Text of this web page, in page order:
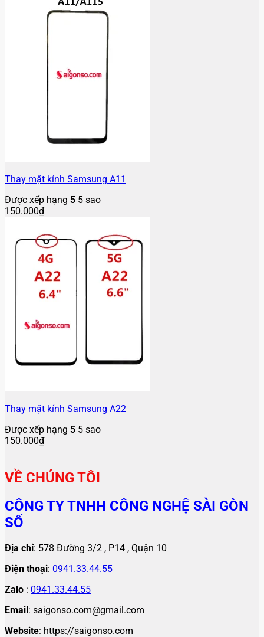
Thay mặt kính Samsung A11
Được xếp hạng 5 5 sao
150.000₫
Thay mặt kính Samsung A22
Được xếp hạng 5 5 sao
150.000₫
VỀ CHÚNG TÔI
CÔNG TY TNHH CÔNG NGHỆ SÀI GÒN
SỐ
Địa chỉ: 578 Đường 3/2 , P14 , Quận 10
Điện thoại: 0941.33.44.55
Zalo : 0941.33.44.55
Email : saigonso.com@gmail.com
Website: https://saigonso.com